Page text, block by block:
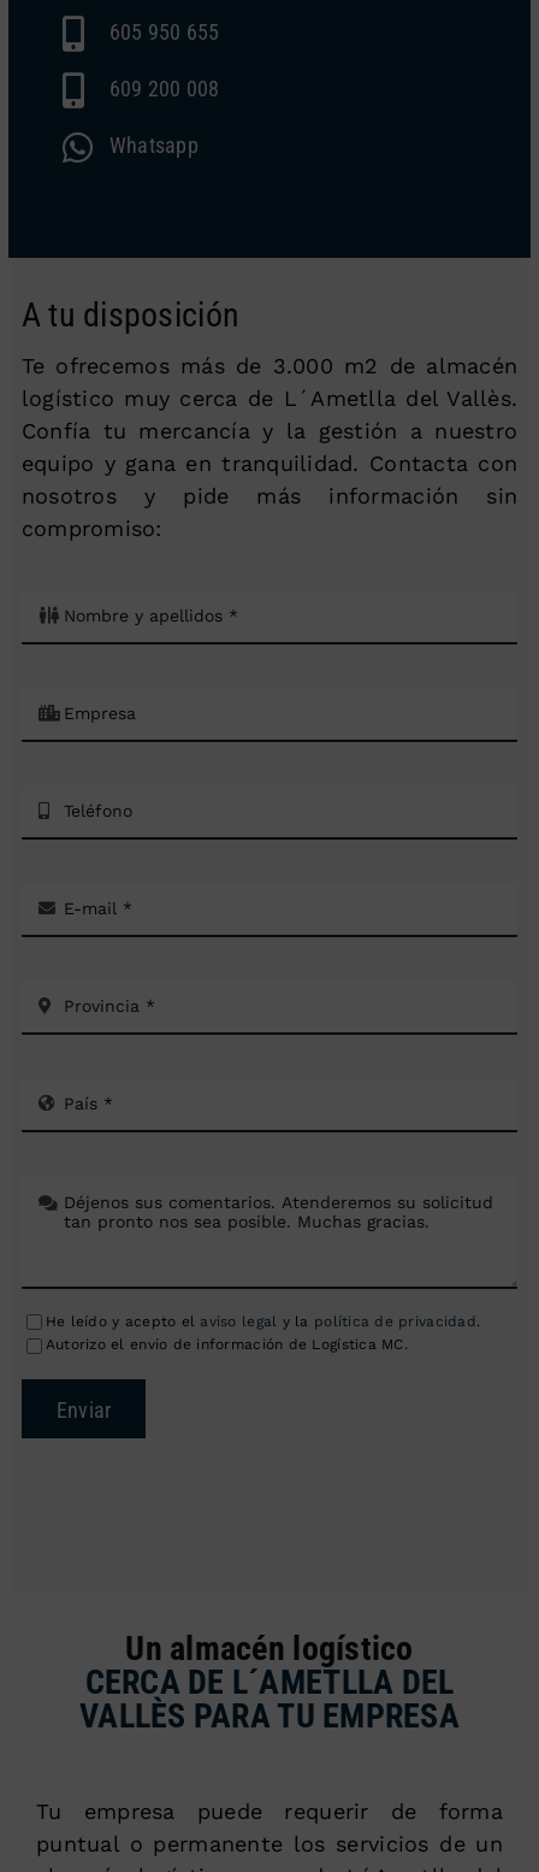
605 950 655
609 200 008
Whatsapp
A tu disposición
Te ofrecemos más de 3.000 m2 de almacén
logístico muy cerca de L´Ametlla del Vallès.
Confía tu mercancía y la gestión a nuestro
equipo y gana en tranquilidad. Contacta con
nosotros y pide más información sin
compromiso:
He leído y acepto el aviso legal y la política de privacidad.
Autorizo el envío de información de Logística MC.
Enviar
Un almacén logístico
CERCA DE L´AMETLLA DEL
VALLÈS PARA TU EMPRESA
Tu empresa puede requerir de forma
puntual o permanente los servicios de un